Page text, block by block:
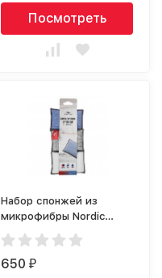
Посмотреть
Набор спонжей из
микрофибры Nordic
Stream 15350
650₽